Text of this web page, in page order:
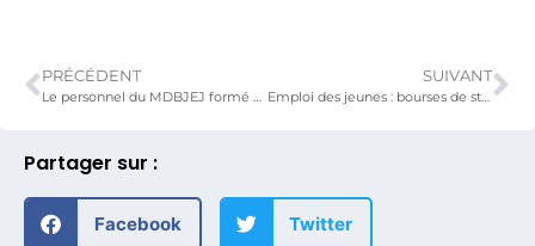
Partager sur :
Facebook Twitter
PRÉCÉDENT
Le personnel du MDBJEJ formé en sécurité incendie
SUIVANT
Emploi des jeunes : bourses de stage dans les domaines mécanique-auto et tôlerie automobile